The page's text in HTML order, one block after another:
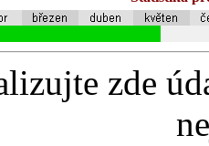
zde